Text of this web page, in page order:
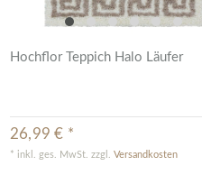
Hochflor Teppich Halo Läufer
26,99 € *
* inkl. ges. MwSt. zzgl. Versandkosten